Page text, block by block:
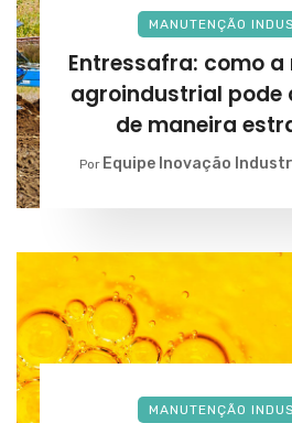
MANUTENÇÃO
Entressafra: como
agroindustrial
de maneira
Por Equipe Inovação
MANUTENÇÃO